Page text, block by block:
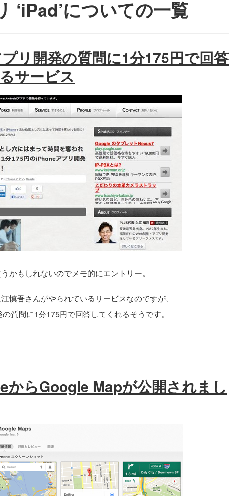
‘iPad’についての一覧
リ開発の質問に1分175円で回答
サービス
かもしれないのでメモ的にエントリー。
慎吾さんがやられているサービスなのですが、
質問に1分175円で回答してくれるそうです。
からGoogle Mapが公開されまし